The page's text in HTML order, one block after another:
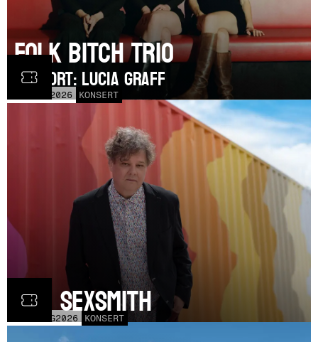
2026 KONSERT
Folk Bitch Trio
SUPPORT: Lucia Graff
AUG2026 KONSERT
Ron Sexsmith